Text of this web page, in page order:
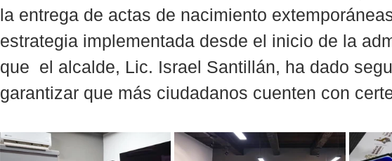
la entrega de actas de nacimiento
estrategia implementada desde el inicio de la
que  el alcalde, Lic. Israel Santillán, ha dado
garantizar que más ciudadanos cuenten con